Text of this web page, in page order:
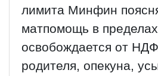
лимита Минфин
матпомощь в
освобождается от
родителя, опекуна,